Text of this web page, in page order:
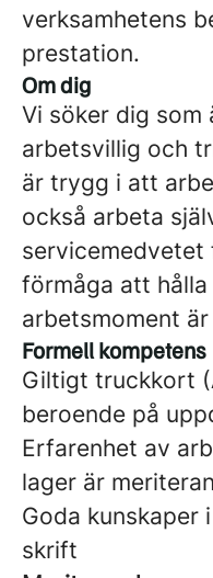
verksamhetens
prestation.
Om dig
Vi söker dig som
arbetsvillig och
är trygg i att
också arbeta
förmåga att
arbetsmoment
Formell kompetens
Giltigt truckkort
beroende på
Erfarenhet av
lager är
Goda kunskaper
skrift